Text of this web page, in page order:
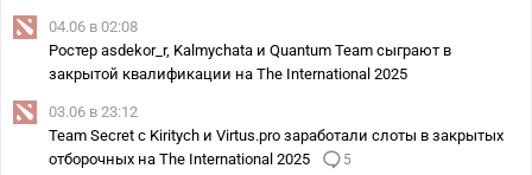
04.06 в 02:08
Ростер asdekor_r, Kalmychata и Quantum Team сыграют в
закрытой квалификации на The International 2025
03.06 в 23:12
Team Secret c Kiritych и Virtus.pro заработали слоты в закрытых
отборочных на The International 2025
5